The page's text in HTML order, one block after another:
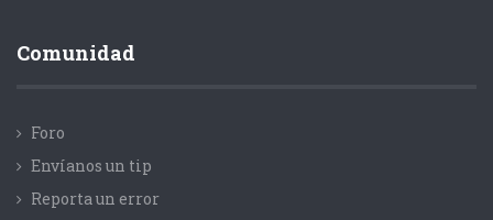
Comunidad
Foro
Envíanos un tip
Reporta un error